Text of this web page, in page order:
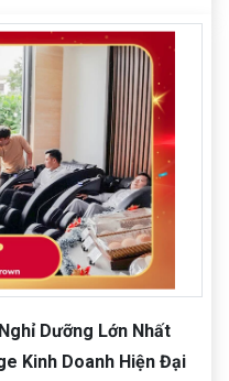
Dưỡng Lớn Nhất
Kinh Doanh Hiện Đại